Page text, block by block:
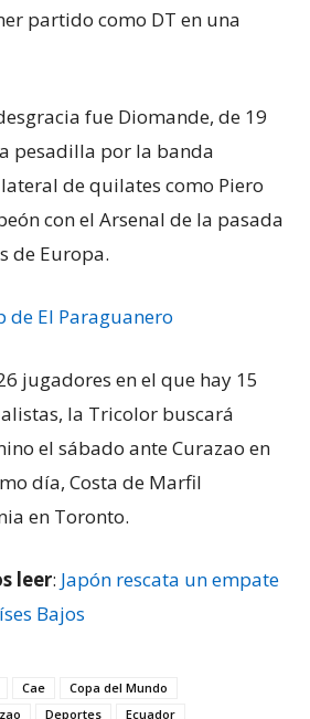
partido como DT en una
fue Diomande, de 19
pesadilla por la banda
de quilates como Piero
con el Arsenal de la pasada
de Europa.
de El Paraguanero
jugadores en el que hay 15
la Tricolor buscará
el sábado ante Curazao en
día, Costa de Marfil
en Toronto.
leer: Japón rescata un empate
Bajos
Cae
Copa del Mundo
Deportes Ecuador